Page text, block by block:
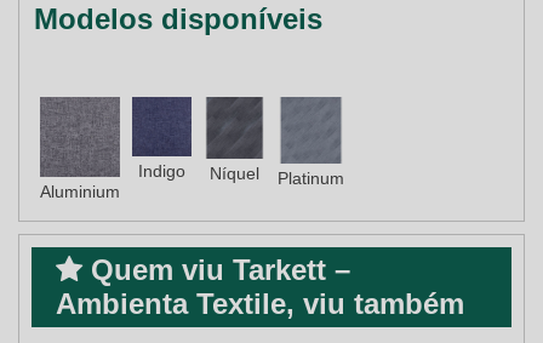
Modelos disponíveis
Aluminium
Indigo Níquel Platinum
Quem viu Tarkett –
Ambienta Textile, viu também